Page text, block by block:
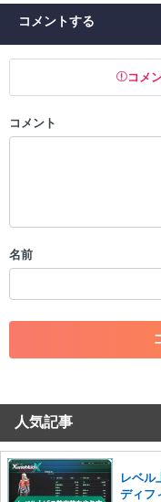
コメントする
コメ
以下の書き込みを禁止と
・一度削除された投稿
・アカウントの売買
・各ゲームのネタバ
・その他、管理者が
コメントの削除を申請
せていただきます。
※一度削除したコメン
さい。
コメント
名前
人気記事
レベル
ディフ